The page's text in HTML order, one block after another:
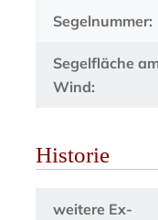
Segelnummer:
Segelfläche
Wind:
Historie
weitere Ex-